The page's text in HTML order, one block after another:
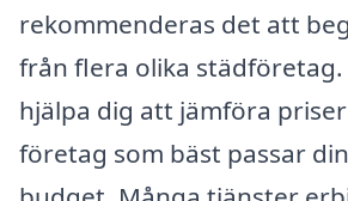
rekommenderas det att
från flera olika
hjälpa dig att jämföra
företag som bäst passar